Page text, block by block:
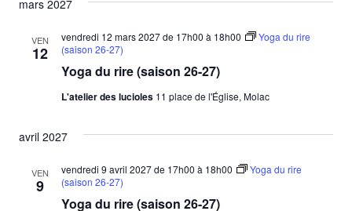
mars 2027
VEN
12
Yoga du rire (saison 26-27)
vendredi 12 mars 2027 de 17h00 à 18h00
Yoga du rire
(saison 26-27)
L'atelier des lucioles 11 place de l'Église, Molac
avril 2027
VEN
9
Yoga du rire (saison 26-27)
vendredi 9 avril 2027 de 17h00 à 18h00
Yoga du rire
(saison 26-27)